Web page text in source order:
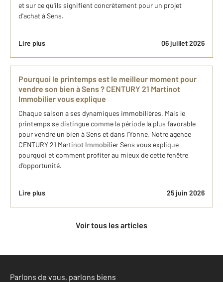
et sur ce qu'ils signifient concrètement pour un projet
d'achat à Sens.
Lire plus 06 juillet 2026
Pourquoi le printemps est le meilleur moment pour
vendre son bien à Sens ? CENTURY 21 Martinot
Immobilier vous explique
Chaque saison a ses dynamiques immobilières. Mais le
printemps se distingue comme la période la plus favorable
pour vendre un bien à Sens et dans l'Yonne. Notre agence
CENTURY 21 Martinot Immobilier Sens vous explique
pourquoi et comment profiter au mieux de cette fenêtre
d'opportunité.
Lire plus 25 juin 2026
Voir tous les articles
Parlons de vous, parlons biens